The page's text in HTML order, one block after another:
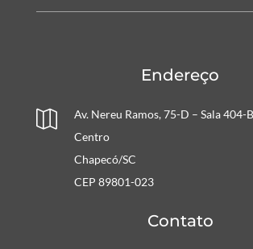
Endereço

Av. Nereu Ramos, 75-D – Sala 404-B
Centro
Chapecó/SC
CEP 89801-023
Contato